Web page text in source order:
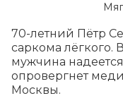
70-летний Пётр
саркома лёгкого.
мужчина
опровергнет
Москвы.